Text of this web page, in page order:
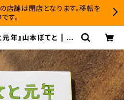
店舗は閉店となります。移転を
す。
元年』山本ぽてと | 双